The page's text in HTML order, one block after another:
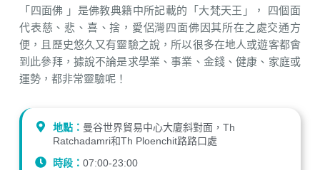
「四面佛 」是佛教典籍中所記載的「大梵天王」， 四個面
代表慈、悲、喜、捨，愛侶灣四面佛因其所在之處交通方
便，且歷史悠久又有靈驗之說，所以很多在地人或遊客都會
到此參拜，據說不論是求學業、事業、金錢、健康、家庭或
運勢，都非常靈驗呢！
地點： 曼谷世界貿易中心大廈斜對面，Th
Ratchadamri和Th Ploenchit路路口處
時段：07:00-23:00